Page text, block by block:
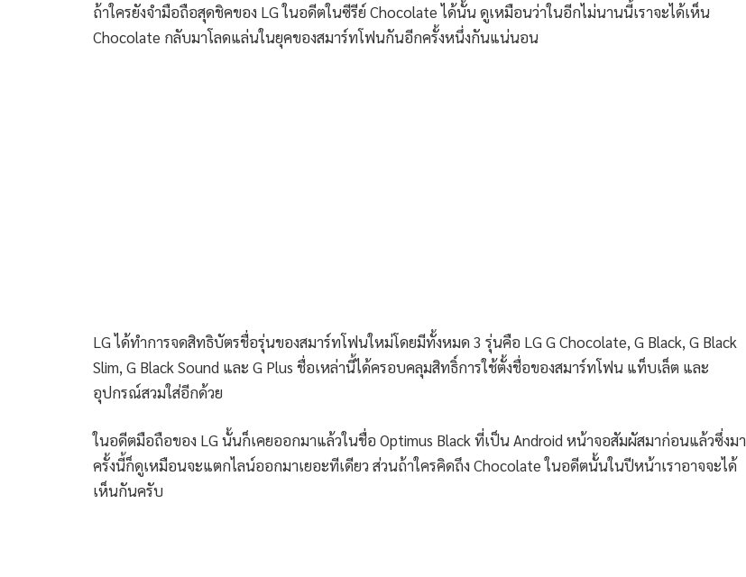
ถ้าใครยังจำมือถือสุดชิคของ LG ในอดีตในซีรีย์ Chocolate ได้นั้น ดูเหมือนว่าในอีกไม่นานนี้เราจะได้เห็น
Chocolate กลับมาโลดแล่นในยุคของสมาร์ทโฟนกันอีกครั้งหนึ่งกันแน่นอน
LG ได้ทำการจดสิทธิบัตรชื่อรุ่นของสมาร์ทโฟนใหม่โดยมีทั้งหมด 3 รุ่นคือ LG G Chocolate, G Black, G Black
Slim, G Black Sound และ G Plus ชื่อเหล่านี้ได้ครอบคลุมสิทธิ์การใช้ตั้งชื่อของสมาร์ทโฟน แท็บเล็ต และ
อุปกรณ์สวมใส่อีกด้วย
ในอดีตมือถือของ LG นั้นก็เคยออกมาแล้วในชื่อ Optimus Black ที่เป็น Android หน้าจอสัมผัสมาก่อนแล้วซึ่งมา
ครั้งนี้ก็ดูเหมือนจะแตกไลน์ออกมาเยอะทีเดียว ส่วนถ้าใครคิดถึง Chocolate ในอดีตนั้นในปีหน้าเราอาจจะได้
เห็นกันครับ